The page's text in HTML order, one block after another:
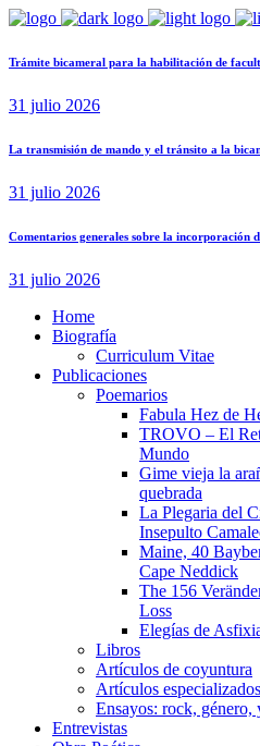
Trámite bicameral para la habilitación de
31 julio 2026
La transmisión de mando y el tránsito a la
31 julio 2026
Comentarios generales sobre la incorporación
31 julio 2026
Home
Biografía
Curriculum Vitae​
Publicaciones
Poemarios
Fabula Hez de
TROVO – El
Mundo
Gime vieja la
quebrada
La Plegaria del
Insepulto
Maine, 40
Cape Neddick
The 156
Loss
Elegías de
Libros
Artículos de coyuntura
Artículos especializados
Ensayos: rock, género,
Entrevistas